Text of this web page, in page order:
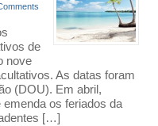
de
nove
As datas foram
(DOU). Em abril,
emenda os feriados da
[…]